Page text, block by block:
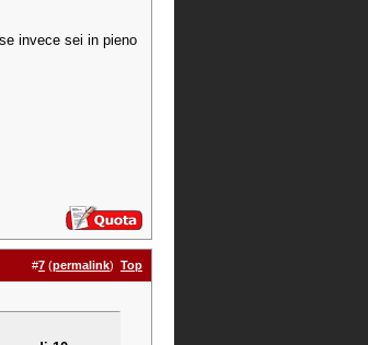
invece sei in pieno
#7 (permalink) Top